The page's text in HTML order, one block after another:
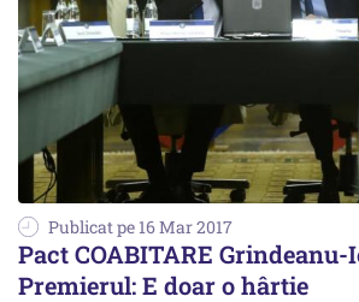
Publicat pe 16 Mar 2017
Pact COABITARE
Premierul: E doar o hârtie